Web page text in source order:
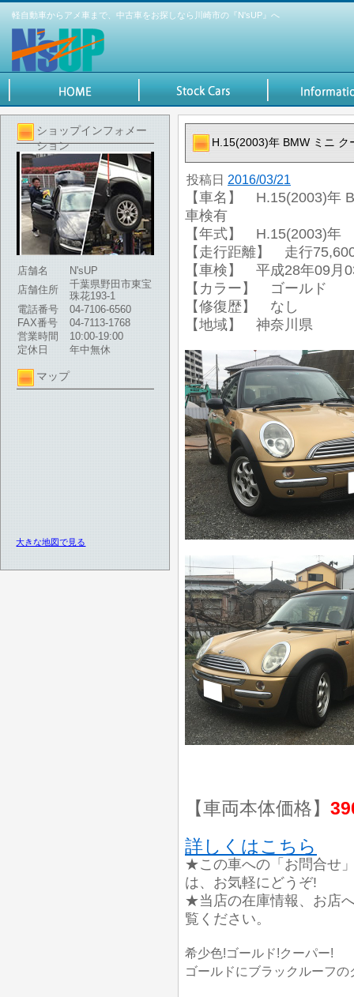
軽自動車からアメ車まで、中古車をお探しなら川崎市の『N'sUP』へ
ショップインフォメー
ション
店舗名
N'sUP
店舗住所
千葉県野田市東宝
珠花193-1
電話番号
04-7106-6560
FAX番号
04-7113-1768
営業時間
10:00-19:00
定休日
年中無休
マップ
大きな地図で見る
H.15(2003)年 BMW ミニ
投稿日 2016/03/21
【車名】 H.15(2003)年
車検有
【年式】 H.15(2003)年
【走行距離】 走行
【車検】 平成28年09月
【カラー】 ゴールド
【修復歴】 なし
【地域】 神奈川県
【車両本体価格】
詳しくはこちら
★この車への「お問合せ
は、お気軽にどうぞ!
★当店の在庫情報、お店
覧ください。
希少色!ゴールド!クーパー!
ゴールドにブラックルーフ